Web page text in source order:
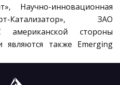
Научно-инновационная
Катализатор», ЗАО
американской стороны
являются также Emerging